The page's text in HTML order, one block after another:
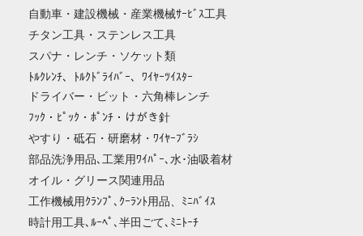
自動車・建設機械・産業機械ｻｰﾋﾞｽ工具
チタン工具・ステンレス工具
スパナ・レンチ・ソケット類
ﾄﾙｸﾚﾝﾁ、ﾄﾙｸﾄﾞﾗｲﾊﾞｰ、ﾜｲﾔｰﾂｲｽﾀｰ
ドライバー・ビット・六角棒レンチ
ﾌｯｸ・ﾋﾟｯｸ・ﾎﾟﾝﾁ・けがき針
やすり・砥石・研磨材・ﾜｲﾔｰﾌﾞﾗｼ
部品洗浄用品､工業用ﾜｲﾊﾟｰ､水･油吸着材
オイル・グリース関連用品
工作機械用ｸﾗﾝﾌﾟ､ｸｰﾗﾝﾄ用品、ﾐﾆﾊﾞｲｽ
時計用工具､ﾙｰﾍﾟ､半田ごて､ﾐﾆﾄｰﾁ